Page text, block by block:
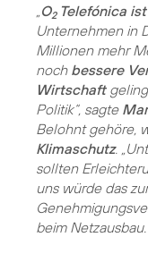
O2Telefónica
Unternehmen in
Millionen mehr
noch bessere
Wirtschaft
Politik“, sagte
Belohnt gehöre,
Klimaschutz.
sollten
uns würde das
beim